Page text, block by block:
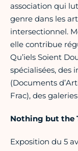
association qui
genre dans les
intersectionnel.
elle contribue
Qu’iels Soient
spécialisées, des
(Documents
Frac), des
Nothing but the
Exposition du 5